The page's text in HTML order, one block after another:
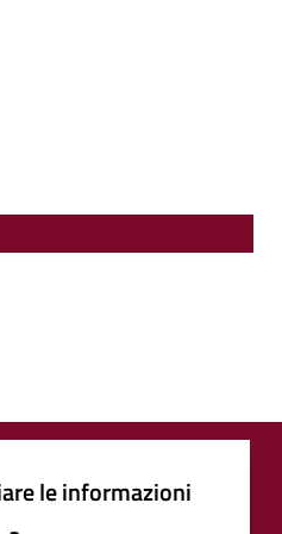
le informazioni